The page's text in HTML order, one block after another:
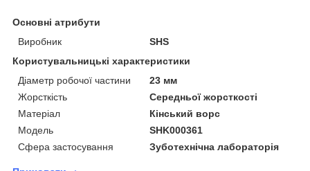
Основні атрибути
Виробник
SHS
Користувальницькі характеристики
Діаметр робочої частини
23 мм
Жорсткість
Середньої жорсткості
Матеріал
Кінський ворс
Модель
SHK000361
Сфера застосування
Зуботехнічна лабораторія